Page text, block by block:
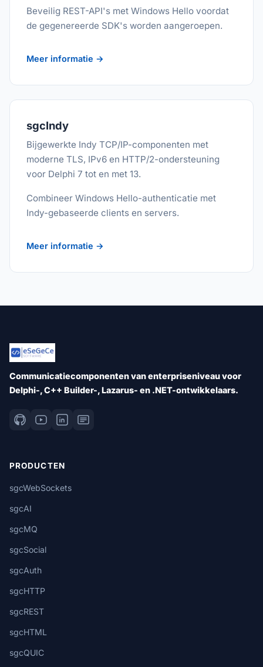
Beveilig REST-API's met Windows Hello voordat
de gegenereerde SDK's worden aangeroepen.
Meer informatie →
sgcIndy
Bijgewerkte Indy TCP/IP-componenten met
moderne TLS, IPv6 en HTTP/2-ondersteuning
voor Delphi 7 tot en met 13.
Combineer Windows Hello-authenticatie met
Indy-gebaseerde clients en servers.
Meer informatie →
Communicatiecomponenten van enterpriseniveau voor
Delphi-, C++ Builder-, Lazarus- en .NET-ontwikkelaars.
PRODUCTEN
sgcWebSockets
sgcAI
sgcMQ
sgcSocial
sgcAuth
sgcHTTP
sgcREST
sgcHTML
sgcQUIC